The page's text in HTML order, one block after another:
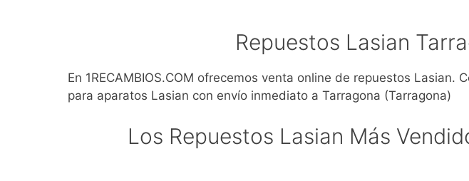
Repuestos Lasian
En 1RECAMBIOS.COM ofrecemos venta online de repuestos Lasian.
para aparatos Lasian con envío inmediato a Tarragona (Tarragona)
Los Repuestos Lasian Más